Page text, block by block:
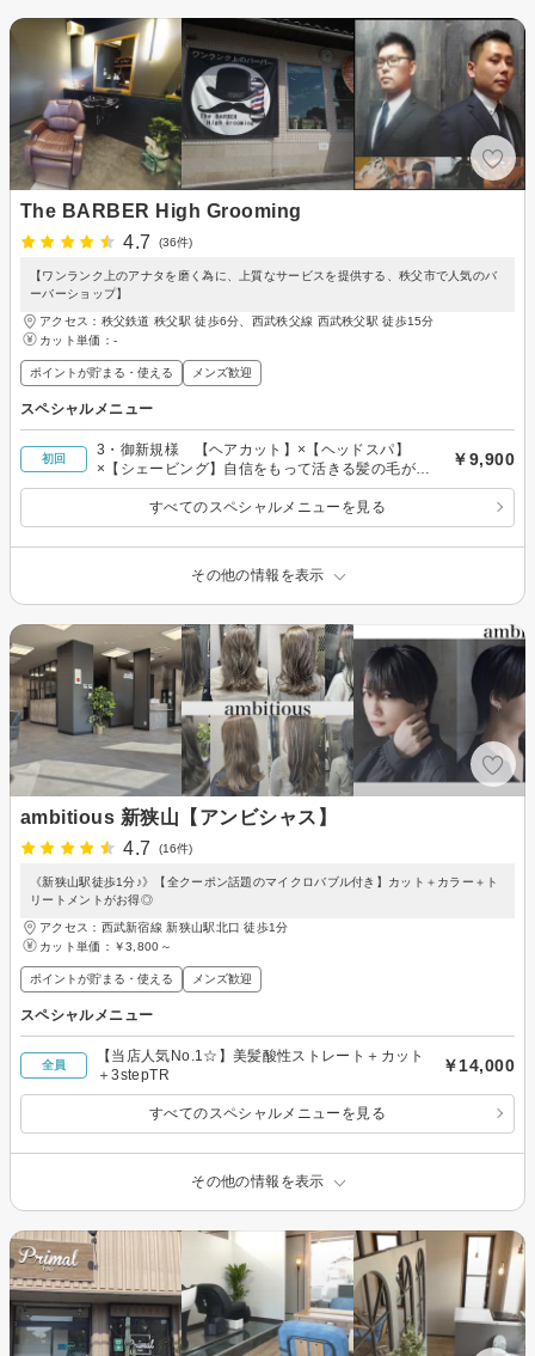
The BARBER High Grooming
4.7
(36件)
【ワンランク上のアナタを磨く為に、上質なサービスを提供する、秩父市で人気のバ
ーバーショップ】
アクセス：秩父鉄道 秩父駅 徒歩6分、西武秩父線 西武秩父駅 徒歩15分
カット単価： -
ポイントが貯まる・使える メンズ歓迎
スペシャルメニュー
初回
3・御新規様 【ヘアカット】×【ヘッドスパ】
×【シェービング】自信をもって活きる髪の毛が育
つ土壌へ
￥9,900
すべてのスペシャルメニューを見る
その他の情報を表示
ambitious 新狭山【アンビシャス】
4.7
(16件)
《新狭山駅徒歩1分♪》【全クーポン話題のマイクロバブル付き】カット＋カラー＋ト
リートメントがお得◎
アクセス：西武新宿線 新狭山駅北口 徒歩1分
カット単価： ￥3,800～
ポイントが貯まる・使える メンズ歓迎
スペシャルメニュー
全員
【当店人気No.1☆】美髪酸性ストレート＋カット
＋3stepTR
￥14,000
すべてのスペシャルメニューを見る
その他の情報を表示